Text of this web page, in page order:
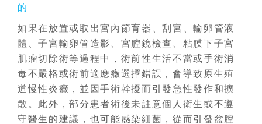
的
如果在放置或取出宮內節育器、刮宮、輸卵管液
體、子宮輸卵管造影、宮腔鏡檢查、粘膜下子宮
肌瘤切除術等過程中，術前性生活不當或手術消
毒不嚴格或術前適應癥選擇錯誤，會導致原生殖
道慢性炎癥，並因手術幹擾而引發急性發作和擴
散。此外，部分患者術後未註意個人衛生或不遵
守醫生的建議，也可能感染細菌，從而引發盆腔